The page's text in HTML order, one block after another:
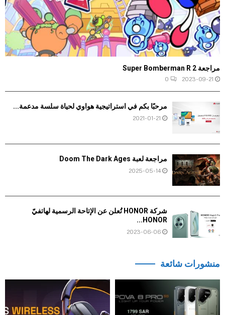
مراجعة Super Bomberman R 2
2023-09-21
0
مرحبًا بكم في استراتيجية هواوي لحياة سلسة مدعمة...
2021-01-21
مراجعة لعبة Doom The Dark Ages
2025-05-14
شركة HONOR تُعلن عن الإتاحة الرسمية لهاتفيّ
HONOR...
2023-06-06
منشورات شائعة